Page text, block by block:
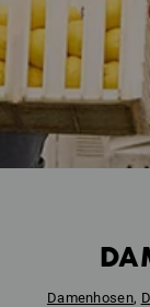
Damenhosen,